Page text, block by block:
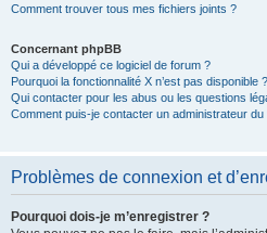
Comment trouver tous mes fichiers joints ?
Concernant phpBB
Qui a développé ce logiciel de forum ?
Pourquoi la fonctionnalité X n’est pas disponible ?
Qui contacter pour les abus ou les questions
Comment puis-je contacter un administrateur du
Problèmes de connexion et
Pourquoi dois-je m’enregistrer ?